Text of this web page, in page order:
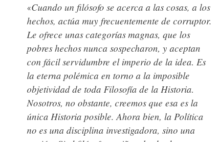
«Cuando un filósofo se acerca a las cosas, a los
hechos, actúa muy frecuentemente de corruptor.
Le ofrece unas categorías magnas, que los
pobres hechos nunca sospecharon, y aceptan
con fácil servidumbre el imperio de la idea. Es
la eterna polémica en torno a la imposible
objetividad de toda Filosofía de la Historia.
Nosotros, no obstante, creemos que esa es la
única Historia posible. Ahora bien, la Política
no es una disciplina investigadora, sino una